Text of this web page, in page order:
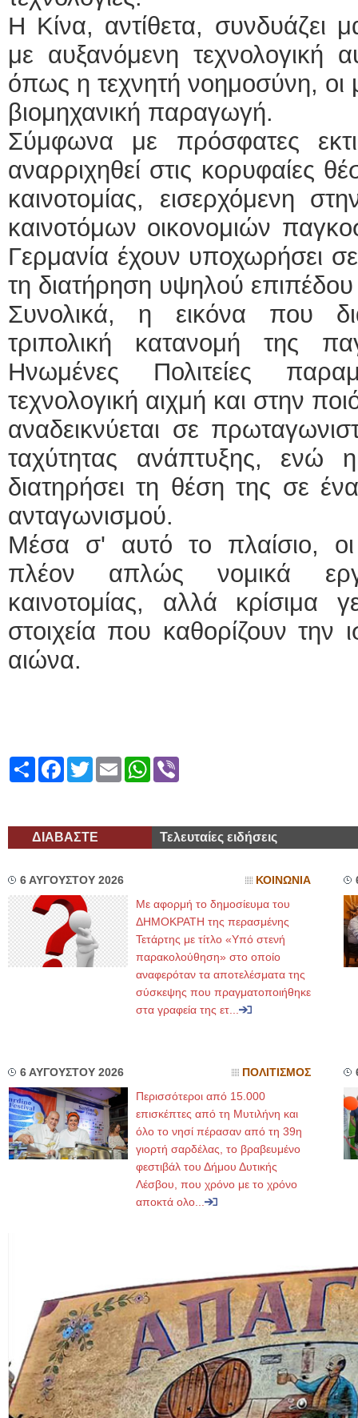
Η Κίνα, αντίθετα, συνδυάζει
με αυξανόμενη τεχνολογική
όπως η τεχνητή νοημοσύνη, οι
βιομηχανική παραγωγή.
Σύμφωνα με πρόσφατες
αναρριχηθεί στις κορυφαίες
καινοτομίας, εισερχόμενη
καινοτόμων οικονομιών
Γερμανία έχουν υποχωρήσει
τη διατήρηση υψηλού
Συνολικά, η εικόνα που
τριπολική κατανομή της
Ηνωμένες Πολιτείες
τεχνολογική αιχμή και στην
αναδεικνύεται σε
ταχύτητας ανάπτυξης,
διατηρήσει τη θέση της σε
ανταγωνισμού.
Μέσα σ' αυτό το πλαίσιο,
πλέον απλώς νομικά
καινοτομίας, αλλά κρίσιμα
στοιχεία που καθορίζουν
αιώνα.
ShareFacebook
TwitterEmailWhatsApp
ΔΙΑΒΑΣΤΕ Τελευταίες ειδήσεις
6 ΑΥΓΟΥΣΤΟΥ 2026 ΚΟΙΝΩΝΙΑ
Με αφορμή το δημοσίευμα του
ΔΗΜΟΚΡΑΤΗ της περασμένης
Τετάρτης με τίτλο «Υπό στενή
παρακολούθηση» στο οποίο
αναφερόταν τα αποτελέσματα της
σύσκεψης που πραγματοποιήθηκε
στα γραφεία της ετ...
6 ΑΥΓΟΥΣΤΟΥ 2026 ΠΟΛΙΤΙΣΜΟΣ
Περισσότεροι από 15.000
επισκέπτες από τη Μυτιλήνη και
όλο το νησί πέρασαν από τη 39η
γιορτή σαρδέλας, το βραβευμένο
φεστιβάλ του Δήμου Δυτικής
Λέσβου, που χρόνο με το χρόνο
αποκτά ολο...